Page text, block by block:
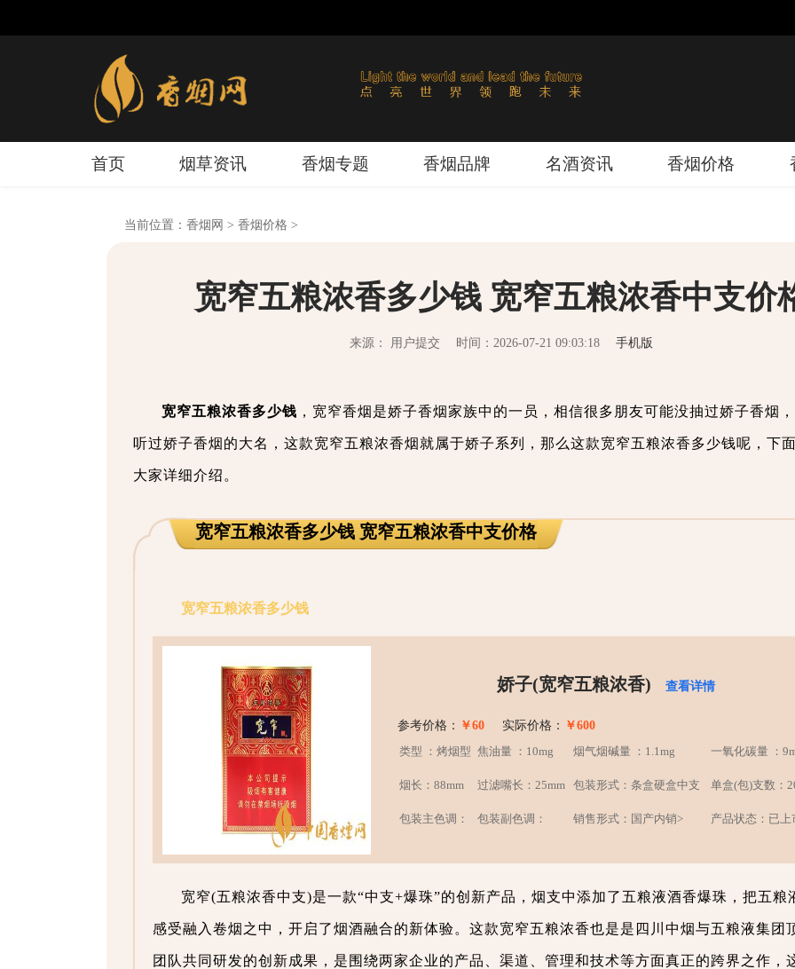
首页 烟草资讯 香烟专题 香烟品牌 名酒资讯 香烟价格
当前位置： 香烟网 > 香烟价格 >
宽窄五粮浓香多少钱 宽窄五粮浓香中支价
来源： 用户提交 时间：2026-07-21 09:03:18 手机版
宽窄五粮浓香多少钱 ，宽窄香烟是娇子香烟家族中的一员，相信很多朋友可能没抽过娇子香烟
听过娇子香烟的大名，这款宽窄五粮浓香烟就属于娇子系列，那么这款宽窄五粮浓香多少钱呢，下
大家详细介绍。
宽窄五粮浓香多少钱 宽窄五粮浓香中支价格
宽窄五粮浓香多少钱
娇子(宽窄五粮浓香) 查看详情
参考价格： ￥60 实际价格： ￥600
类型 ：烤烟型 焦油量 ：10mg 烟气烟碱量 ：1.1mg 一氧化碳量 ：
烟长：88mm 过滤嘴长：25mm 包装形式：条盒硬盒中支 单盒(包)支数：
包装主色调： 包装副色调： 销售形式：国产内销> 产品状态：已上
宽窄(五粮浓香中支)是一款“中支+爆珠”的创新产品，烟支中添加了五粮液酒香爆珠，把五粮
感受融入卷烟之中，开启了烟酒融合的新体验。这款宽窄五粮浓香也是是四川中烟与五粮液集团
团队共同研发的创新成果，是围绕两家企业的产品、渠道、管理和技术等方面真正的跨界之作，